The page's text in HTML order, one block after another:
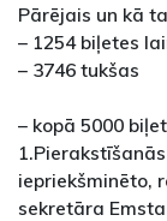
Pārējais un kā
– 1254 biļetes
– 3746 tukšas
– kopā 5000
iepriekšminēto,
sekretāra